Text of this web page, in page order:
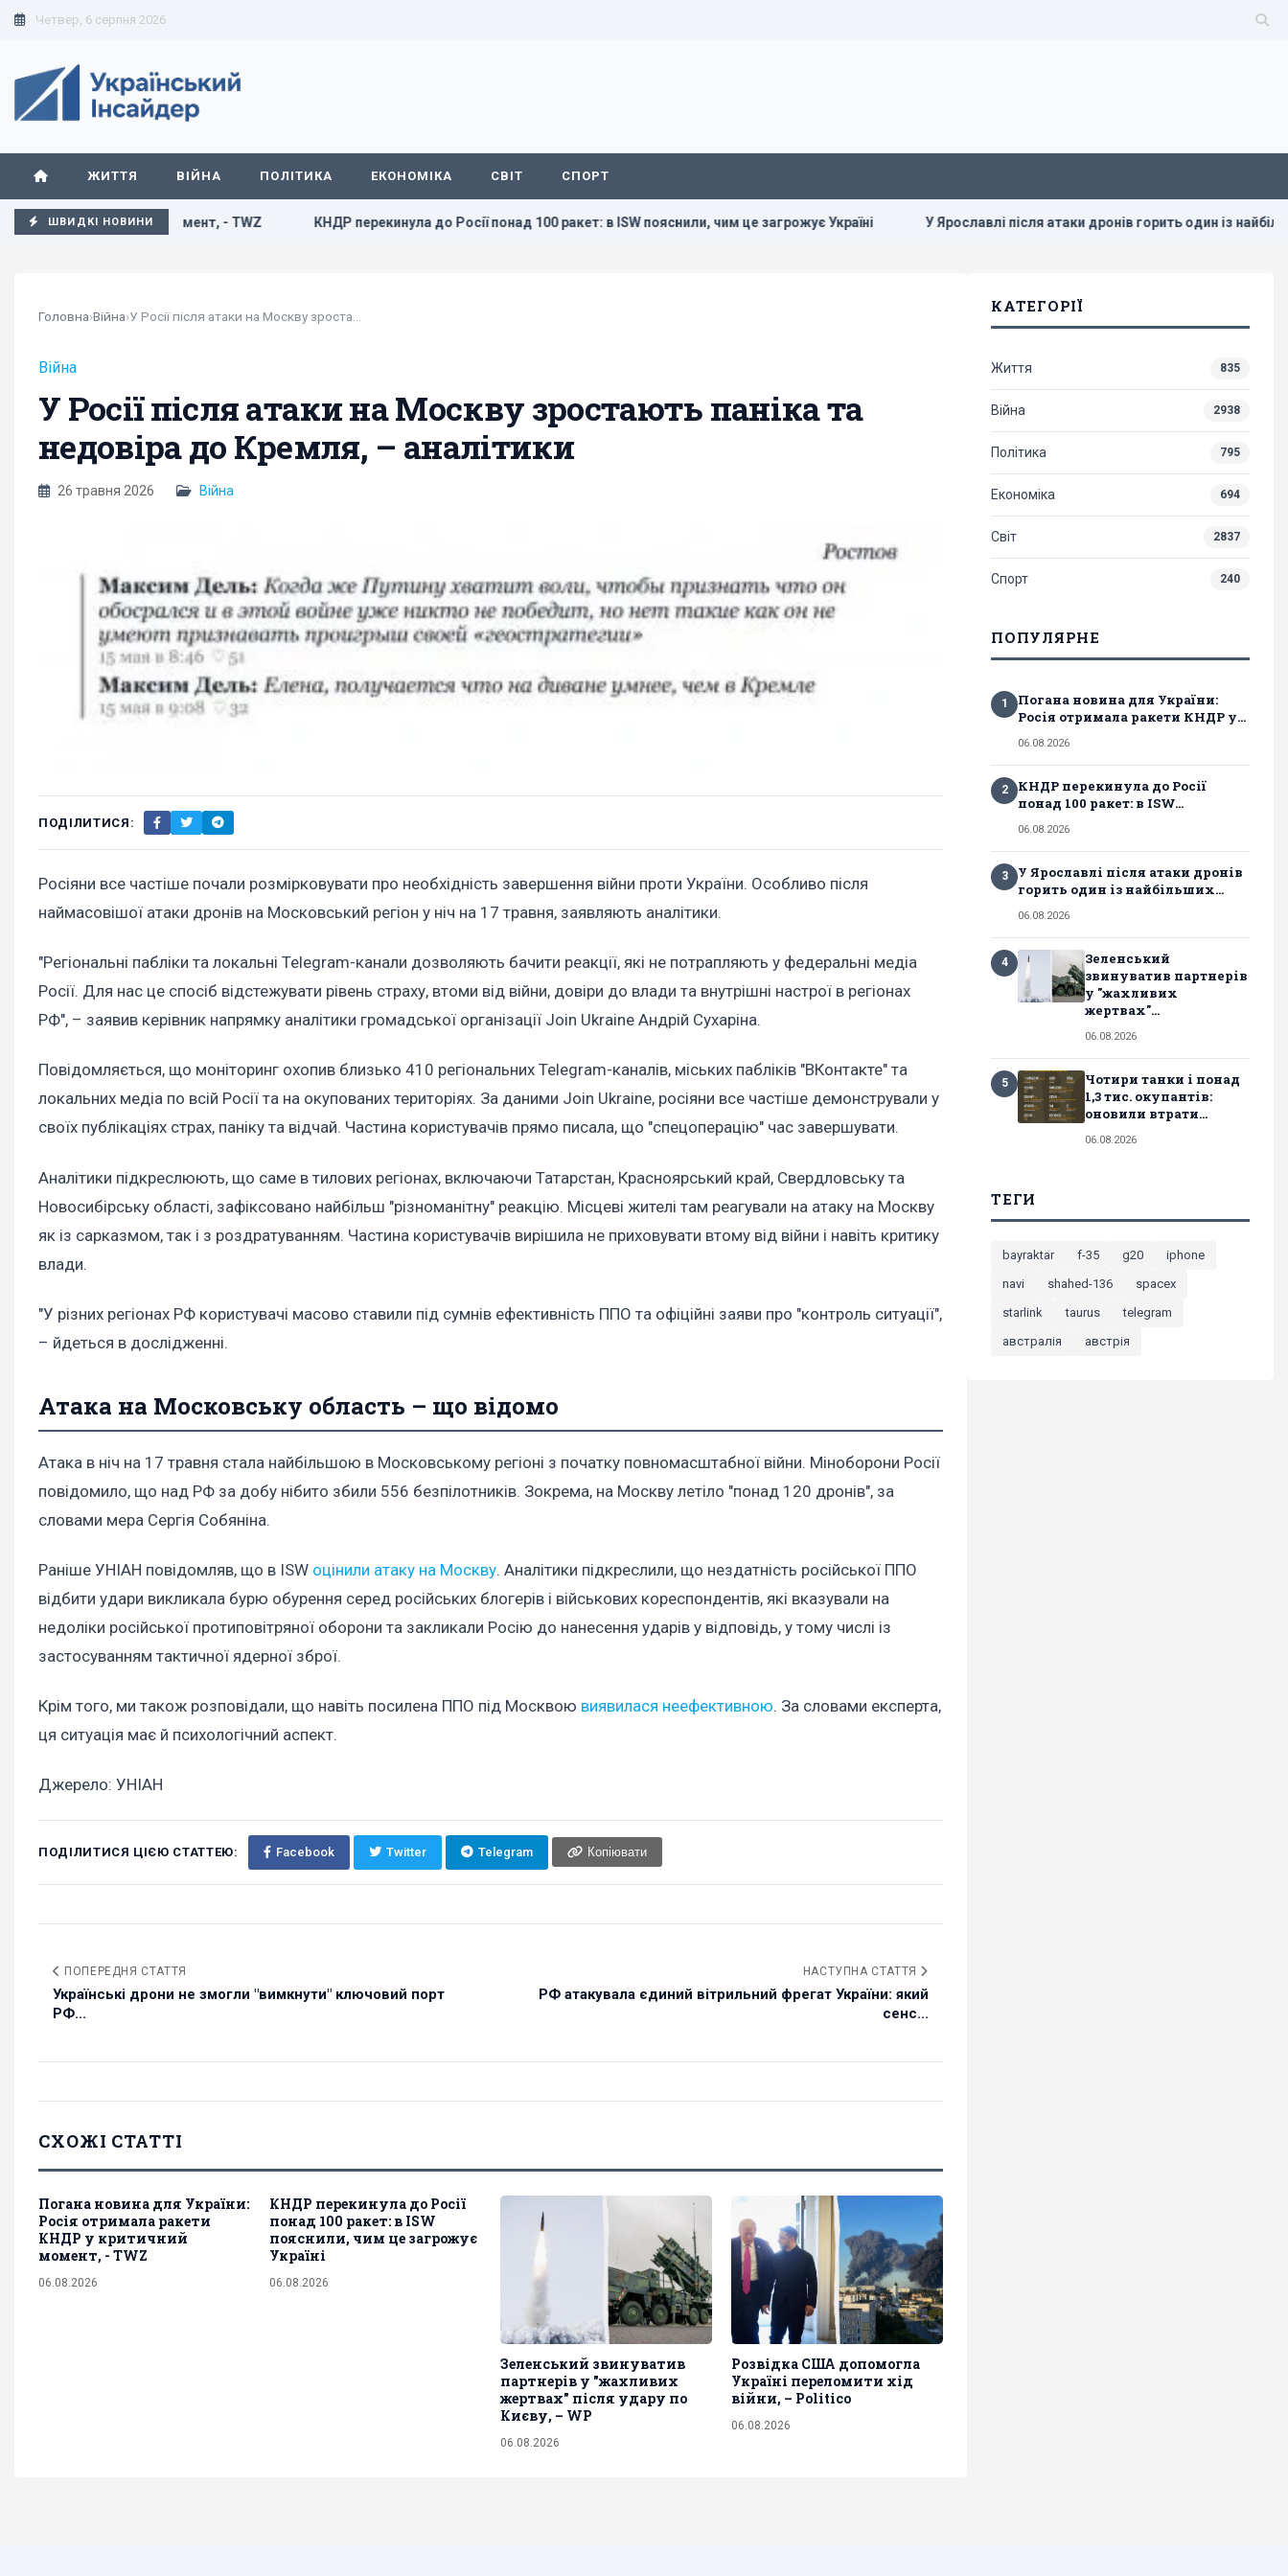
Четвер, 6 серпня 2026
ЖИТТЯ ВІЙНА ПОЛІТИКА ЕКОНОМІКА СВІТ СПОРТ
ШВИДКІ НОВИНИ
у критичний момент, - TWZ КНДР перекинула до Росії понад 100 ракет: в ISW пояснили, чим це загрожує Україні У Ярославлі після атаки дронів горить один із найбільших
Головна›Війна›
Війна
У Росії після атаки на Москву зростають паніка та
недовіра до Кремля, – аналітики
26 травня 2026 Війна
ПОДІЛИТИСЯ:
Росіяни все частіше почали розмірковувати про необхідність завершення війни проти України. Особливо після
наймасовішої атаки дронів на Московський регіон у ніч на 17 травня, заявляють аналітики.
"Регіональні пабліки та локальні Telegram-канали дозволяють бачити реакції, які не потрапляють у федеральні медіа
Росії. Для нас це спосіб відстежувати рівень страху, втоми від війни, довіри до влади та внутрішні настрої в регіонах
РФ", – заявив керівник напрямку аналітики громадської організації Join Ukraine Андрій Сухаріна.
Повідомляється, що моніторинг охопив близько 410 регіональних Telegram-каналів, міських пабліків "ВКонтакте" та
локальних медіа по всій Росії та на окупованих територіях. За даними Join Ukraine, росіяни все частіше демонстрували у
своїх публікаціях страх, паніку та відчай. Частина користувачів прямо писала, що "спецоперацію" час завершувати.
Аналітики підкреслюють, що саме в тилових регіонах, включаючи Татарстан, Красноярський край, Свердловську та
Новосибірську області, зафіксовано найбільш "різноманітну" реакцію. Місцеві жителі там реагували на атаку на Москву
як із сарказмом, так і з роздратуванням. Частина користувачів вирішила не приховувати втому від війни і навіть критику
влади.
"У різних регіонах РФ користувачі масово ставили під сумнів ефективність ППО та офіційні заяви про "контроль ситуації",
– йдеться в дослідженні.
Атака на Московську область – що відомо
Атака в ніч на 17 травня стала найбільшою в Московському регіоні з початку повномасштабної війни. Міноборони Росії
повідомило, що над РФ за добу нібито збили 556 безпілотників. Зокрема, на Москву летіло "понад 120 дронів", за
словами мера Сергія Собяніна.
Раніше УНІАН повідомляв, що в ISW оцінили атаку на Москву. Аналітики підкреслили, що нездатність російської ППО
відбити удари викликала бурю обурення серед російських блогерів і військових кореспондентів, які вказували на
недоліки російської протиповітряної оборони та закликали Росію до нанесення ударів у відповідь, у тому числі із
застосуванням тактичної ядерної зброї.
Крім того, ми також розповідали, що навіть посилена ППО під Москвою виявилася неефективною. За словами експерта,
ця ситуація має й психологічний аспект.
Джерело: УНІАН
ПОДІЛИТИСЯ ЦІЄЮ СТАТТЕЮ: Facebook Twitter Telegram Копіювати
ПОПЕРЕДНЯ СТАТТЯ
Українські дрони не змогли "вимкнути" ключовий порт
РФ...
НАСТУПНА СТАТТЯ
РФ атакувала єдиний вітрильний фрегат України: який
сенс...
СХОЖІ СТАТТІ
Погана новина для України:
Росія отримала ракети
КНДР у критичний
момент, - TWZ
06.08.2026
КНДР перекинула до Росії
понад 100 ракет: в ISW
пояснили, чим це загрожує
Україні
06.08.2026
Зеленський звинуватив
партнерів у "жахливих
жертвах" після удару по
Києву, – WP
06.08.2026
Розвідка США допомогла
Україні переломити хід
війни, – Politico
06.08.2026
КАТЕГОРІЇ
Життя 835
Війна 2938
Політика 795
Економіка 694
Світ 2837
Спорт 240
ПОПУЛЯРНЕ
1
Погана новина для України:
Росія отримала ракети КНДР у...
06.08.2026
2
КНДР перекинула до Росії
понад 100 ракет: в ISW...
06.08.2026
3
У Ярославлі після атаки дронів
горить один із найбільших...
06.08.2026
4
Зеленський
звинуватив партнерів
у "жахливих
жертвах"...
06.08.2026
5
Чотири танки і понад
1,3 тис. окупантів:
оновили втрати...
06.08.2026
ТЕГИ
bayraktar f-35 g20
iphone
navi
shahed-136
spacex
starlink
taurus
telegram
австралія
австрія